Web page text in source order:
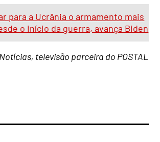
para a Ucrânia o armamento mais
o início da guerra, avança Biden
televisão parceira do POSTAL